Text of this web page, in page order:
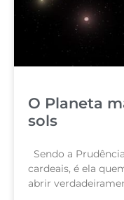
O Planeta
sols
Sendo a
cardeais, é ela
abrir